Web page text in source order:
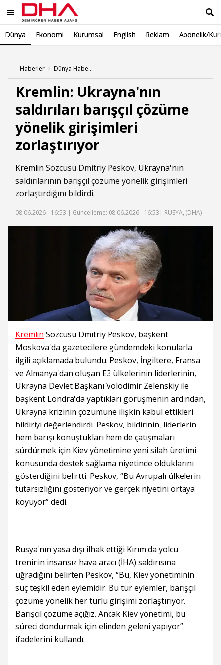
Dünya Ekonomi Kurumsal English Reklam Abonelik/
Haberler Dünya Haberleri
Kremlin: Ukrayna'nın
saldırıları barışçıl çözüme
yönelik girişimleri
zorlaştırıyor
Kremlin Sözcüsü Dmitriy Peskov, Ukrayna'nın
saldırılarının barışçıl çözüme yönelik girişimleri
zorlaştırdığını bildirdi.
08.06.2026 - 16:53 | Güncelleme: 08.06.2026 - 16:53 | RUSYA, (DHA)
Kremlin Sözcüsü Dmitriy Peskov, başkent
Moskova'da gazetecilere gündemdeki konularla
ilgili açıklamada bulundu. Peskov, İngiltere, Fransa
ve Almanya'dan oluşan E3 ülkelerinin liderlerinin,
Ukrayna Devlet Başkanı Volodimir Zelenskiy ile
başkent Londra'da yaptıkları görüşmenin ardından,
Ukrayna krizinin çözümüne ilişkin kabul ettikleri
bildiriyi değerlendirdi. Peskov, bildirinin, liderlerin
hem barışı konuştukları hem de çatışmaları
sürdürmek için Kiev yönetimine yeni silah üretimi
konusunda destek sağlama niyetinde olduklarını
gösterdiğini belirtti. Peskov, “Bu Avrupalı ülkelerin
tutarsızlığını gösteriyor ve gerçek niyetini ortaya
koyuyor” dedi.
Rusya'nın yasa dışı ilhak ettiği Kırım'da yolcu
treninin insansız hava aracı (İHA) saldırısına
uğradığını belirten Peskov, “Bu, Kiev yönetiminin
suç teşkil eden eylemidir. Bu tür eylemler, barışçıl
çözüme yönelik her türlü girişimi zorlaştırıyor.
Barışçıl çözüme açığız. Ancak Kiev yönetimi, bu
süreci dondurmak için elinden geleni yapıyor”
ifadelerini kullandı.